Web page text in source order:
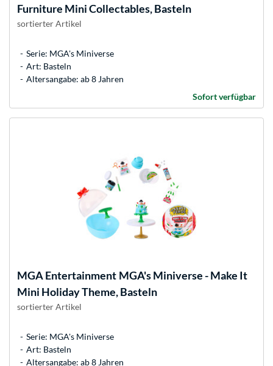
Furniture Mini Collectables, Basteln
sortierter Artikel
Serie: MGA's Miniverse
Art: Basteln
Altersangabe: ab 8 Jahren
Sofort verfügbar
MGA Entertainment MGA's Miniverse - Make It
Mini Holiday Theme, Basteln
sortierter Artikel
Serie: MGA's Miniverse
Art: Basteln
Altersangabe: ab 8 Jahren